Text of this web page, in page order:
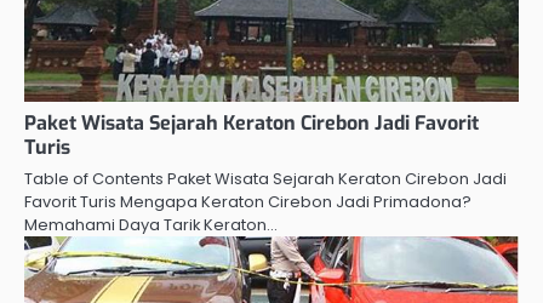
Paket Wisata Sejarah Keraton Cirebon Jadi Favorit
Turis
Table of Contents Paket Wisata Sejarah Keraton Cirebon Jadi
Favorit Turis Mengapa Keraton Cirebon Jadi Primadona?
Memahami Daya Tarik Keraton…